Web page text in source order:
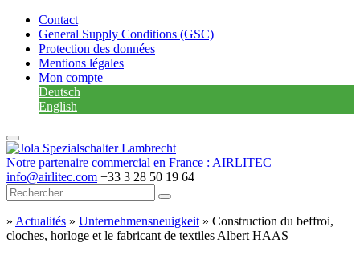
Contact
General Supply Conditions (GSC)
Protection des données
Mentions légales
Mon compte
Deutsch
English
Notre partenaire commercial en France : AIRLITEC
info@airlitec.com +33 3 28 50 19 64
» Actualités » Unternehmensneuigkeit » Construction du beffroi,
cloches, horloge et le fabricant de textiles Albert HAAS